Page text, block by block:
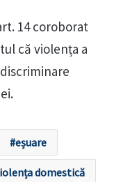
14 coroborat
că violența a
eșuare
domestică